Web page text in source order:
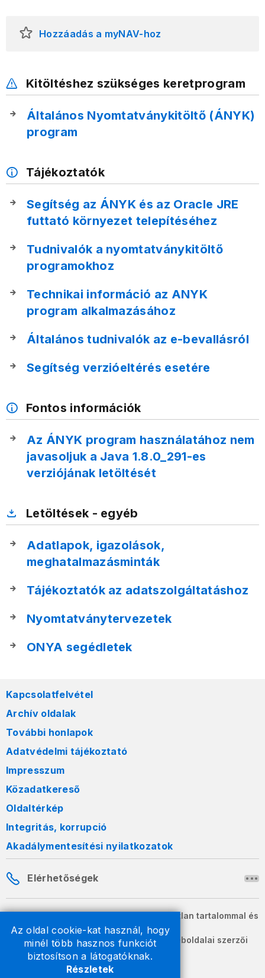
Az oldal cookie-kat használ, hogy
minél több hasznos funkciót
biztosítson a látogatóknak.
Részletek
Hozzáadás a myNAV-hoz
Kitöltéshez szükséges keretprogram
Általános Nyomtatványkitöltő (ÁNYK)
program
Tájékoztatók
Segítség az ÁNYK és az Oracle JRE
futtató környezet telepítéséhez
Tudnivalók a nyomtatványkitöltő
programokhoz
Technikai információ az ANYK
program alkalmazásához
Általános tudnivalók az e-bevallásról
Segítség verzióeltérés esetére
Fontos információk
Az ÁNYK program használatához nem
javasoljuk a Java 1.8.0_291-es
verziójának letöltését
Letöltések - egyéb
Adatlapok, igazolások,
meghatalmazásminták
Tájékoztatók az adatszolgáltatáshoz
Nyomtatványtervezetek
ONYA segédletek
Kapcsolatfelvétel
Archív oldalak
További honlapok
Adatvédelmi tájékoztató
Impresszum
Közadatkereső
Oldaltérkép
Integritás, korrupció
Akadálymentesítési nyilatkozatok
Elérhetőségek
A honlapon szereplő információk változatlan tartalommal és
formában szabadon terjeszthetők.
2026 © A Nemzeti Adó- és Vámhivatal weboldalai szerzői
jogvédelem alatt állnak.